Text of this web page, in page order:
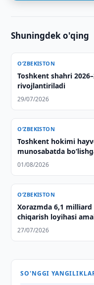
Shuningdek o'qing
O‘ZBEKISTON
Toshkent shahri
rivojlantiriladi
29/07/2026
O‘ZBEKISTON
Toshkent hokimi
munosabatda
01/08/2026
O‘ZBEKISTON
Xorazmda 6,1
chiqarish loyihasi
27/07/2026
SO'NGGI